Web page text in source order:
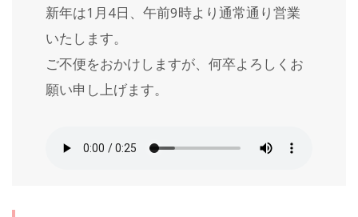
新年は1月4日、午前9時より通常通り営業
いたします。
ご不便をおかけしますが、何卒よろしくお
願い申し上げます。